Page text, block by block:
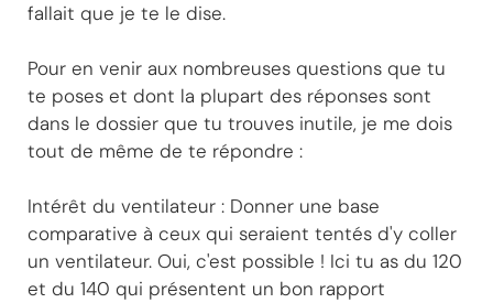
fallait que je te le dise.
Pour en venir aux nombreuses questions que tu
te poses et dont la plupart des réponses sont
dans le dossier que tu trouves inutile, je me dois
tout de même de te répondre :
Intérêt du ventilateur : Donner une base
comparative à ceux qui seraient tentés d'y coller
un ventilateur. Oui, c'est possible ! Ici tu as du 120
et du 140 qui présentent un bon rapport